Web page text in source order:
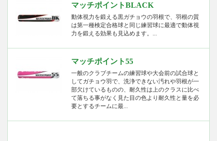
マッチポイントBLACK
動体視力を鍛える黒ガチョウの羽根で、羽根の質
は第一種検定合格球と同じ練習球に最適で動体視
力を鍛える効果も見込めます。...
マッチポイント55
一般のクラブチームの練習球や大会前の試合球と
してガチョウ羽で、洗浄できない汚れや羽根が一
部欠けているものの、耐久性は上のクラスに比べ
て落ちる事がなく見た目の色より耐久性と量を必
要とするチームに最...